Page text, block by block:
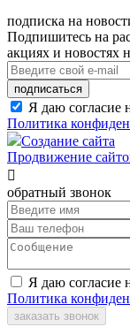
подписка на
Подпишитесь на
акциях и новостях
подписаться
Я даю согласие
Политика
Создание сайта
Продвижение

обратный звонок
Я даю согласие
Политика
заказать звонок